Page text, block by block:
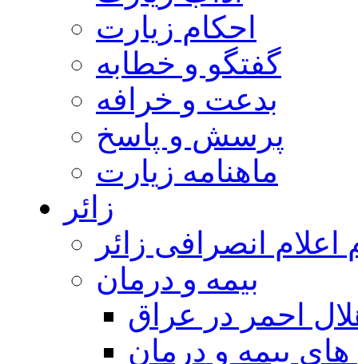
احکام زیارت
گفتگو و خطابه
بدعت و خرافه
پرسش و پاسخ
ماهنامه زیارت
زائر
اعلام انصرافی زائر
بيمه و درمان
احمر در عراق
بیمه و درمان